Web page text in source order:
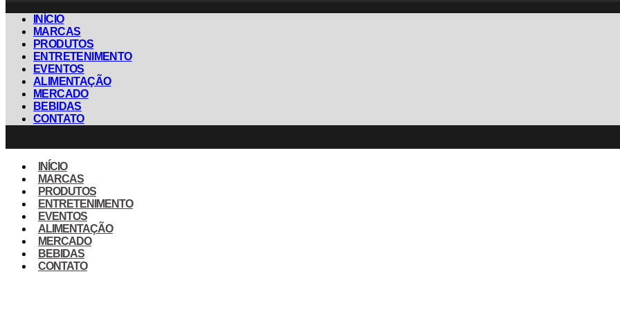
INÍCIO
MARCAS
PRODUTOS
ENTRETENIMENTO
EVENTOS
ALIMENTAÇÃO
MERCADO
BEBIDAS
CONTATO
INÍCIO
MARCAS
PRODUTOS
ENTRETENIMENTO
EVENTOS
ALIMENTAÇÃO
MERCADO
BEBIDAS
CONTATO